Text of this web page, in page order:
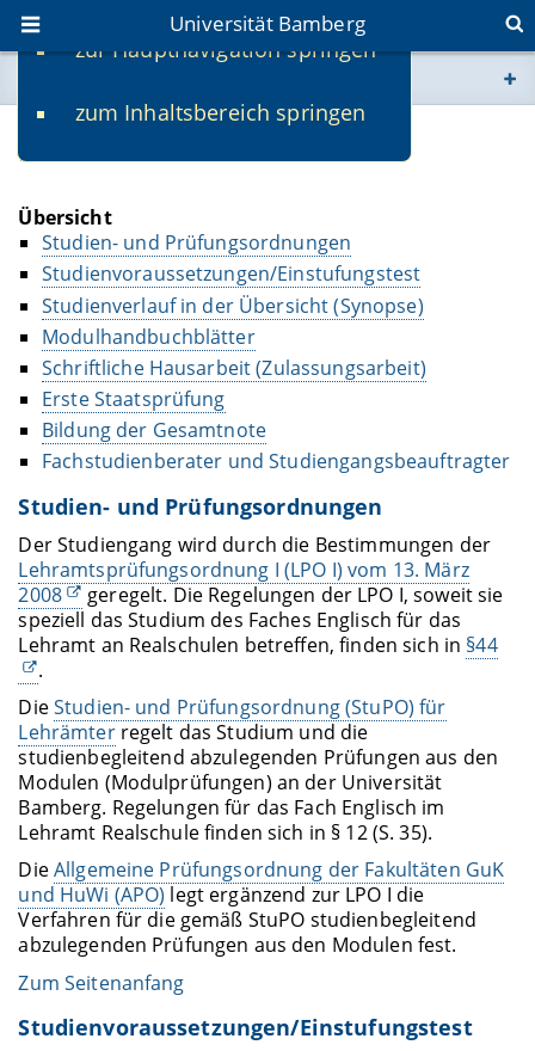
zur Hauptnavigation springen
zum Inhaltsbereich springen
Universität Bamberg
www.uni-bamberg.de
fis.uni-bamberg.de
Lehramt an Realschulen
Übersicht
Studien- und Prüfungsordnungen
Studienvoraussetzungen/Einstufungstest
Studienverlauf in der Übersicht (Synopse)
Modulhandbuchblätter
Schriftliche Hausarbeit (Zulassungsarbeit)
Erste Staatsprüfung
Bildung der Gesamtnote
Fachstudienberater und Studiengangsbeauftragter
Studien- und Prüfungsordnungen
Der Studiengang wird durch die Bestimmungen der
Lehramtsprüfungsordnung I (LPO I) vom 13. März
2008
geregelt. Die Regelungen der LPO I, soweit sie
speziell das Studium des Faches Englisch für das
Lehramt an Realschulen betreffen, finden sich in §44
.
DieStudien- und Prüfungsordnung (StuPO) für
Lehrämterregelt das Studium und die
studienbegleitend abzulegenden Prüfungen aus den
Modulen (Modulprüfungen) an der Universität
Bamberg. Regelungen für das Fach Englisch im
Lehramt Realschule finden sich in § 12 (S. 35).
DieAllgemeine Prüfungsordnung der Fakultäten GuK
und HuWi (APO) legt ergänzend zur LPO I die
Verfahren für die gemäß StuPO studienbegleitend
abzulegenden Prüfungen aus den Modulen fest.
Zum Seitenanfang
Studienvoraussetzungen/Einstufungstest